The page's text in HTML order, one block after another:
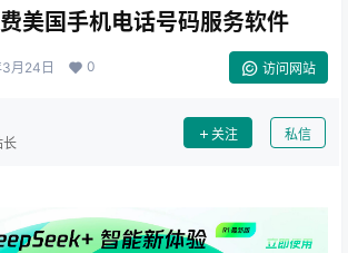
美国手机电话号码服务软件
月24日 0 访问网站
长
关注 私信